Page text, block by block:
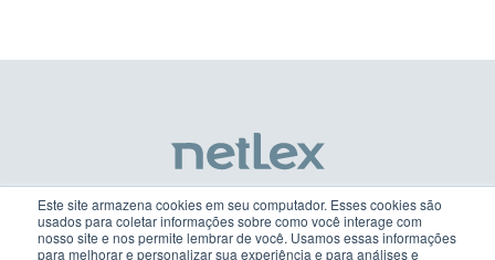
Este site armazena cookies em seu computador. Esses cookies são
usados para coletar informações sobre como você interage com
nosso site e nos permite lembrar de você. Usamos essas informações
para melhorar e personalizar sua experiência e para análises e
netlex@netlex.com.br